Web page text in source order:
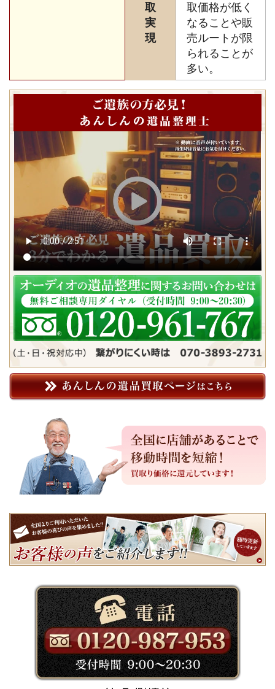
取
実
現
取価格が低く
なることや販
売ルートが限
られることが
多い。